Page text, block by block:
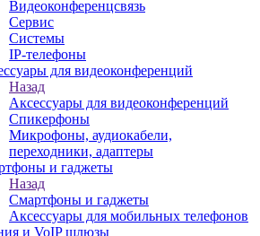
Видеоконференцсвязь
Сервис
Системы
IP-телефоны
для видеоконференций
Назад
Аксессуары для видеоконференций
Спикерфоны
Микрофоны, аудиокабели,
переходники, адаптеры
и гаджеты
Назад
Смартфоны и гаджеты
Аксессуары для мобильных телефонов
и VoIP шлюзы